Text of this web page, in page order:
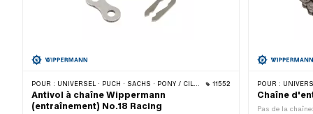
POUR : UNIVERSEL · PUCH · SACHS · PONY / CILO (BÊTA 521 & 512) · ZÜNDAPP BELMONDO · TOMOS · BYE BIKE 11552
Antivol à chaîne Wippermann
(entraînement) No.18 Racing
POUR : UNIVERSEL · PUCH ·
Chaîne
Pas de la